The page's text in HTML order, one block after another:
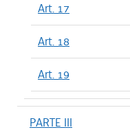
Art. 17
Art. 18
Art. 19
PARTE III